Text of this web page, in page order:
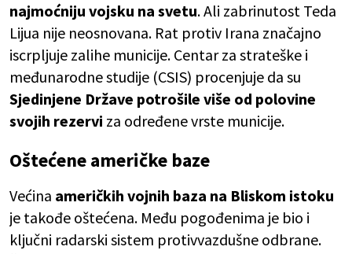
najmoćniju vojsku na svetu. Ali zabrinutost Teda
Lijua nije neosnovana. Rat protiv Irana značajno
iscrpljuje zalihe municije. Centar za strateške i
međunarodne studije (CSIS) procenjuje da su
Sjedinjene Države potrošile više od polovine
svojih rezervi za određene vrste municije.
Oštećene američke baze
Većina američkih vojnih baza na Bliskom istoku
je takođe oštećena. Među pogođenima je bio i
ključni radarski sistem protivvazdušne odbrane.